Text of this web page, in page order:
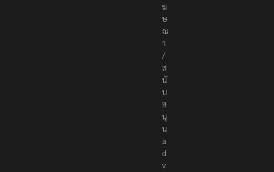
โ
ฆ
ษ
ณ
า
/
ส
นั
บ
ส
นุ
น
a
d